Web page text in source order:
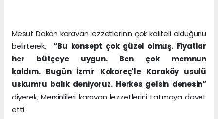
Mesut Dakan karavan lezzetlerinin çok kaliteli olduğunu
belirterek,“Bu konsept çok güzel olmuş. Fiyatlar
her bütçeye uygun. Ben çok memnun
kaldım. Bugün İzmir Kokoreç'le Karaköy usulü
uskumru balık deniyoruz. Herkes gelsin denesin”
diyerek, Mersinlileri karavan lezzetlerini tatmaya davet
etti.